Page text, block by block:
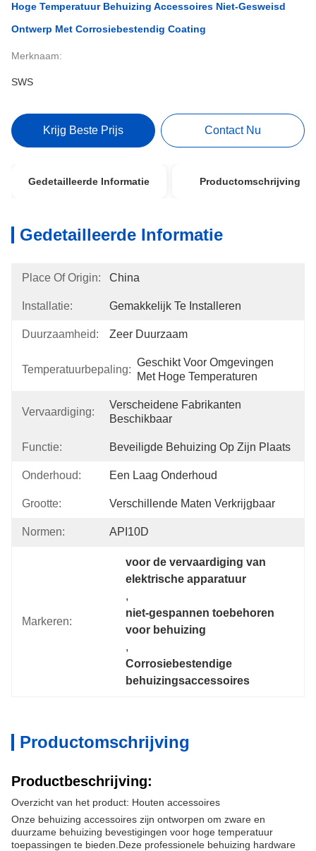
Hoge Temperatuur Behuizing Accessoires Niet-Gesweisd
Ontwerp Met Corrosiebestendig Coating
Merknaam:
SWS
Krijg Beste Prijs Contact Nu
Gedetailleerde Informatie Productomschrijving
Gedetailleerde Informatie
Place Of Origin: China
Installatie: Gemakkelijk Te Installeren
Duurzaamheid: Zeer Duurzaam
Temperatuurbepaling:
Geschikt Voor Omgevingen
Met Hoge Temperaturen
Vervaardiging:
Verscheidene Fabrikanten
Beschikbaar
Functie: Beveiligde Behuizing Op Zijn Plaats
Onderhoud: Een Laag Onderhoud
Grootte: Verschillende Maten Verkrijgbaar
Normen: API10D
Markeren:
voor de vervaardiging van
elektrische apparatuur
,
niet-gespannen toebehoren
voor behuizing
,
Corrosiebestendige
behuizingsaccessoires
Productomschrijving
Productbeschrijving:
Overzicht van het product: Houten accessoires
Onze behuizing accessoires zijn ontworpen om zware en
duurzame behuizing bevestigingen voor hoge temperatuur
toepassingen te bieden.Deze professionele behuizing hardware